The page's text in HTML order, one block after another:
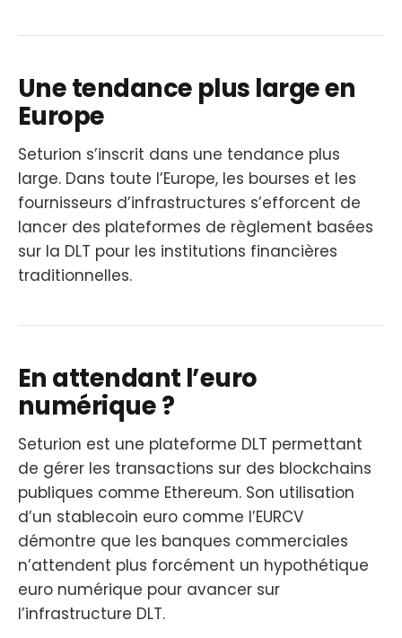
Une tendance plus large en
Europe
Seturion s’inscrit dans une tendance plus
large. Dans toute l’Europe, les bourses et les
fournisseurs d’infrastructures s’efforcent de
lancer des plateformes de règlement basées
sur la DLT pour les institutions financières
traditionnelles.
En attendant l’euro
numérique ?
Seturion est une plateforme DLT permettant
de gérer les transactions sur des blockchains
publiques comme Ethereum. Son utilisation
d’un stablecoin euro comme l’EURCV
démontre que les banques commerciales
n’attendent plus forcément un hypothétique
euro numérique pour avancer sur
l’infrastructure DLT.